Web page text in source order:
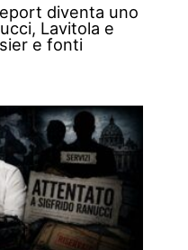
diventa uno
Lavitola e
e fonti